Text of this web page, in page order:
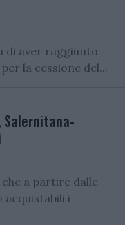
di aver raggiunto
la cessione del...
Salernitana-
che a partire dalle
acquistabili i